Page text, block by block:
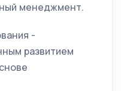
менеджмент.
-
развитием